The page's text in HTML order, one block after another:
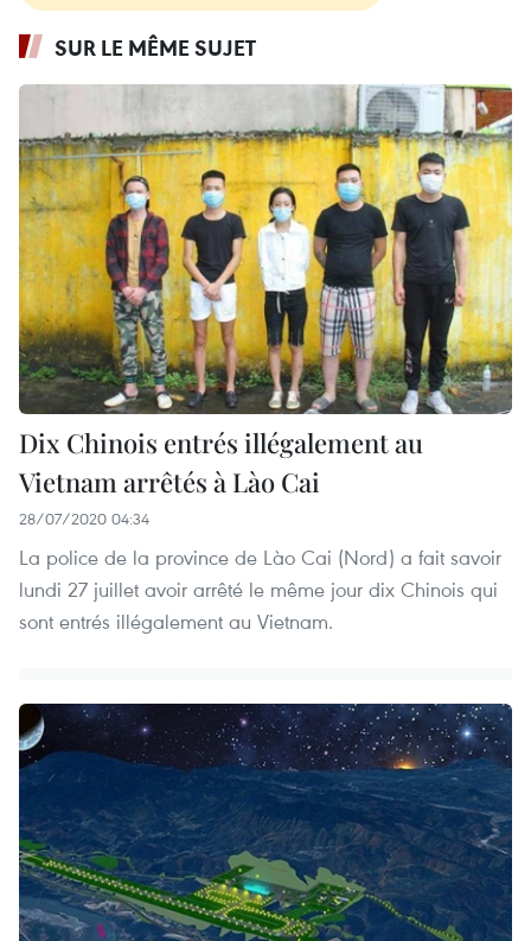
SUR LE MÊME SUJET
Dix Chinois entrés illégalement au
Vietnam arrêtés à Lào Cai
28/07/2020 04:34
La police de la province de Lào Cai (Nord) a fait savoir
lundi 27 juillet avoir arrêté le même jour dix Chinois qui
sont entrés illégalement au Vietnam.